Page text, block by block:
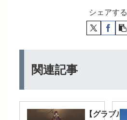
シェアする
関連記事
【グラブル